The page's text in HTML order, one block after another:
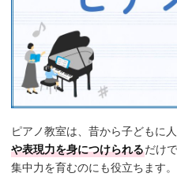
ピアノ教室は、昔から子どもに
や表現力を身につけられるだけ
集中力を育むのにも役立ちます。